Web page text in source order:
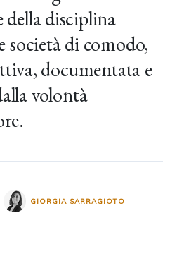
della disciplina
società di comodo,
documentata e
volontà
GIORGIA SARRAGIOTO